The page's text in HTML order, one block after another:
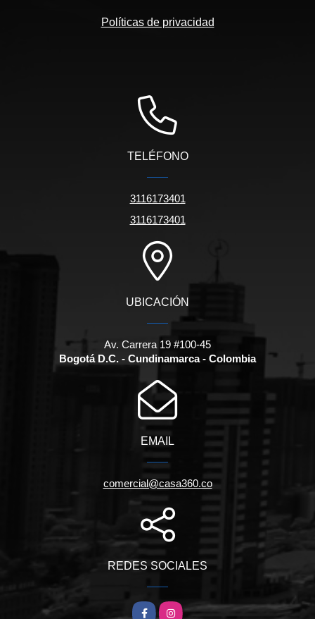
Políticas de privacidad
TELÉFONO
3116173401
3116173401
UBICACIÓN
Av. Carrera 19 #100-45
Bogotá D.C. - Cundinamarca - Colombia
EMAIL
comercial@casa360.co
REDES SOCIALES
FacebookInstagram